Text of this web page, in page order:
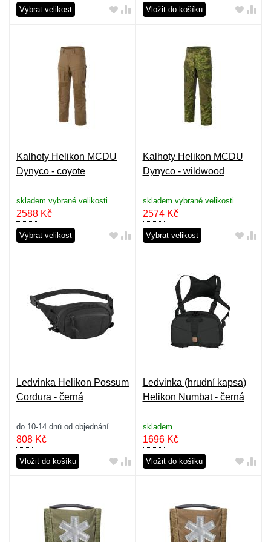
Vybrat velikost Vložit do košíku
Kalhoty Helikon MCDU
Dynyco - coyote
skladem vybrané velikosti
2588 Kč
Vybrat velikost
Kalhoty Helikon MCDU
Dynyco - wildwood
skladem vybrané velikosti
2574Kč
Vybrat velikost
Ledvinka Helikon Possum
Cordura - černá
do 10-14 dnů od objednání
808 Kč
Vložit do košíku
Ledvinka (hrudní kapsa)
Helikon Numbat - černá
skladem
1696Kč
Vložit do košíku